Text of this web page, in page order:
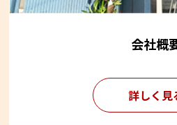
会社概
詳しく見